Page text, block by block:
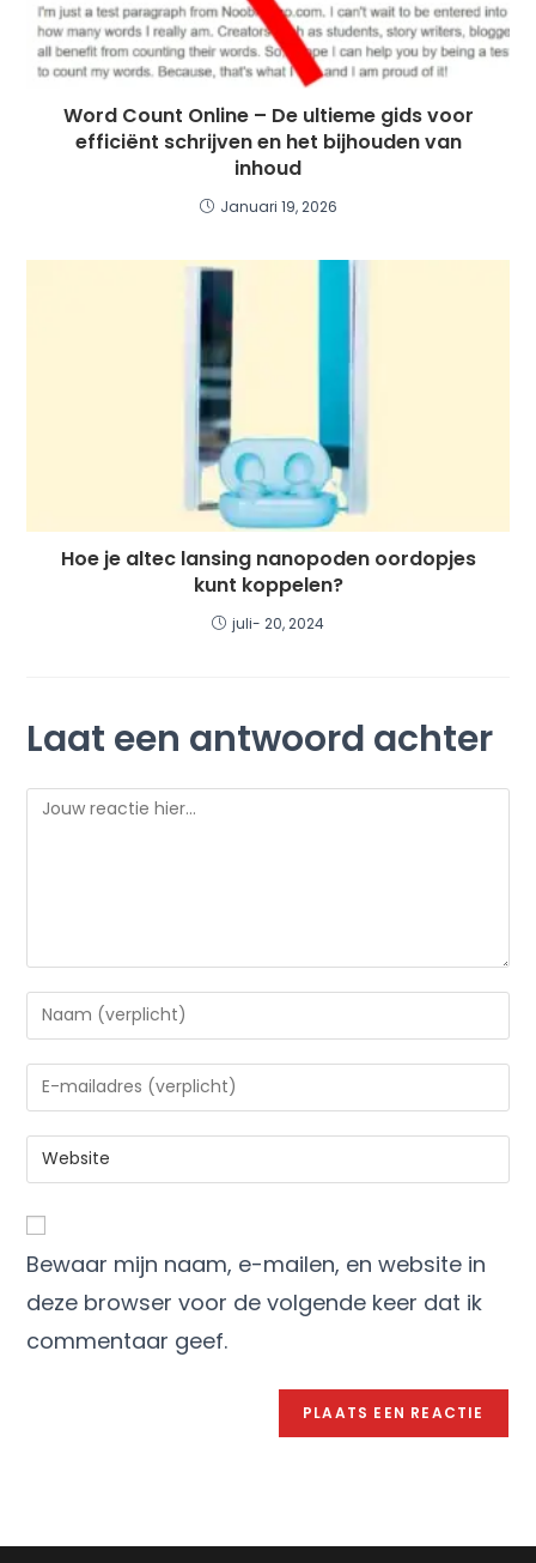
Word Count Online – De ultieme gids voor
efficiënt schrijven en het bijhouden van
inhoud
Januari 19, 2026
Hoe je altec lansing nanopoden oordopjes
kunt koppelen?
juli- 20, 2024
Laat een antwoord achter
Bewaar mijn naam, e-mailen, en website in
deze browser voor de volgende keer dat ik
commentaar geef.